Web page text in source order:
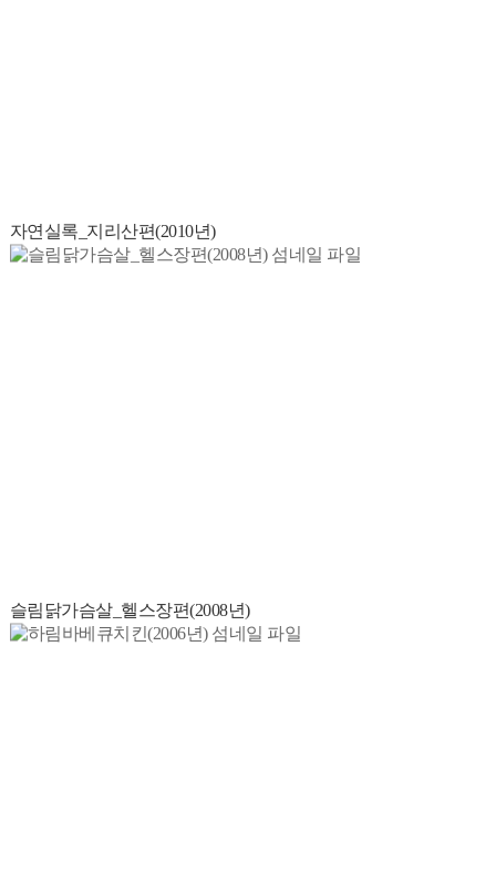
자연실록_지리산편(2010년)
슬림닭가슴살_헬스장편(2008년)